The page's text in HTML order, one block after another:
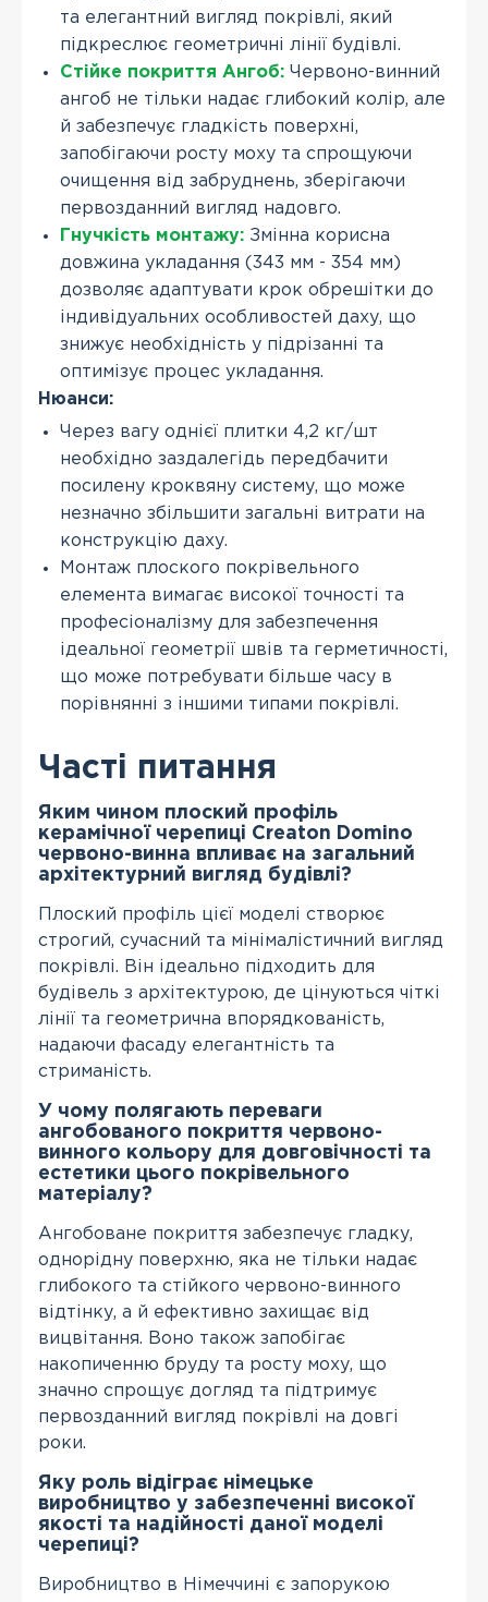
та елегантний вигляд покрівлі, який
підкреслює геометричні лінії будівлі.
Стійке покриття Ангоб: Червоно-винний
ангоб не тільки надає глибокий колір, але
й забезпечує гладкість поверхні,
запобігаючи росту моху та спрощуючи
очищення від забруднень, зберігаючи
первозданний вигляд надовго.
Гнучкість монтажу: Змінна корисна
довжина укладання (343 мм - 354 мм)
дозволяє адаптувати крок обрешітки до
індивідуальних особливостей даху, що
знижує необхідність у підрізанні та
оптимізує процес укладання.
Нюанси:
Через вагу однієї плитки 4,2 кг/шт
необхідно заздалегідь передбачити
посилену кроквяну систему, що може
незначно збільшити загальні витрати на
конструкцію даху.
Монтаж плоского покрівельного
елемента вимагає високої точності та
професіоналізму для забезпечення
ідеальної геометрії швів та герметичності,
що може потребувати більше часу в
порівнянні з іншими типами покрівлі.
Часті питання
Яким чином плоский профіль
керамічної черепиці Creaton Domino
червоно-винна впливає на загальний
архітектурний вигляд будівлі?
Плоский профіль цієї моделі створює
строгий, сучасний та мінімалістичний вигляд
покрівлі. Він ідеально підходить для
будівель з архітектурою, де цінуються чіткі
лінії та геометрична впорядкованість,
надаючи фасаду елегантність та
стриманість.
У чому полягають переваги
ангобованого покриття червоно-
винного кольору для довговічності та
естетики цього покрівельного
матеріалу?
Ангобоване покриття забезпечує гладку,
однорідну поверхню, яка не тільки надає
глибокого та стійкого червоно-винного
відтінку, а й ефективно захищає від
вицвітання. Воно також запобігає
накопиченню бруду та росту моху, що
значно спрощує догляд та підтримує
первозданний вигляд покрівлі на довгі
роки.
Яку роль відіграє німецьке
виробництво у забезпеченні високої
якості та надійності даної моделі
черепиці?
Виробництво в Німеччині є запорукою